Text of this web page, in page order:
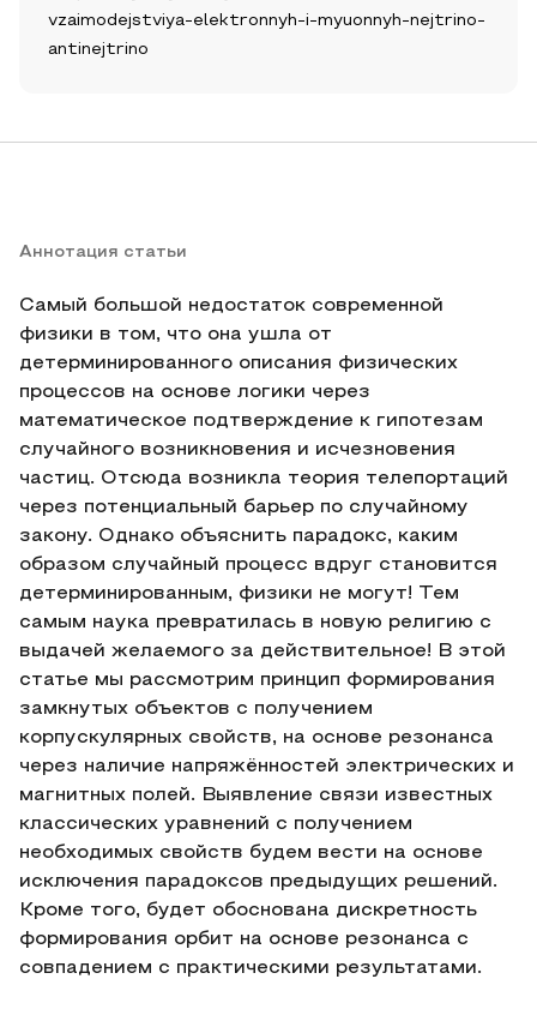
vzaimodejstviya-elektronnyh-i-myuonnyh-nejtrino-
antinejtrino
Аннотация статьи
Самый большой недостаток современной
физики в том, что она ушла от
детерминированного описания физических
процессов на основе логики через
математическое подтверждение к гипотезам
случайного возникновения и исчезновения
частиц. Отсюда возникла теория телепортаций
через потенциальный барьер по случайному
закону. Однако объяснить парадокс, каким
образом случайный процесс вдруг становится
детерминированным, физики не могут! Тем
самым наука превратилась в новую религию с
выдачей желаемого за действительное! В этой
статье мы рассмотрим принцип формирования
замкнутых объектов с получением
корпускулярных свойств, на основе резонанса
через наличие напряжённостей электрических и
магнитных полей. Выявление связи известных
классических уравнений с получением
необходимых свойств будем вести на основе
исключения парадоксов предыдущих решений.
Кроме того, будет обоснована дискретность
формирования орбит на основе резонанса с
совпадением с практическими результатами.